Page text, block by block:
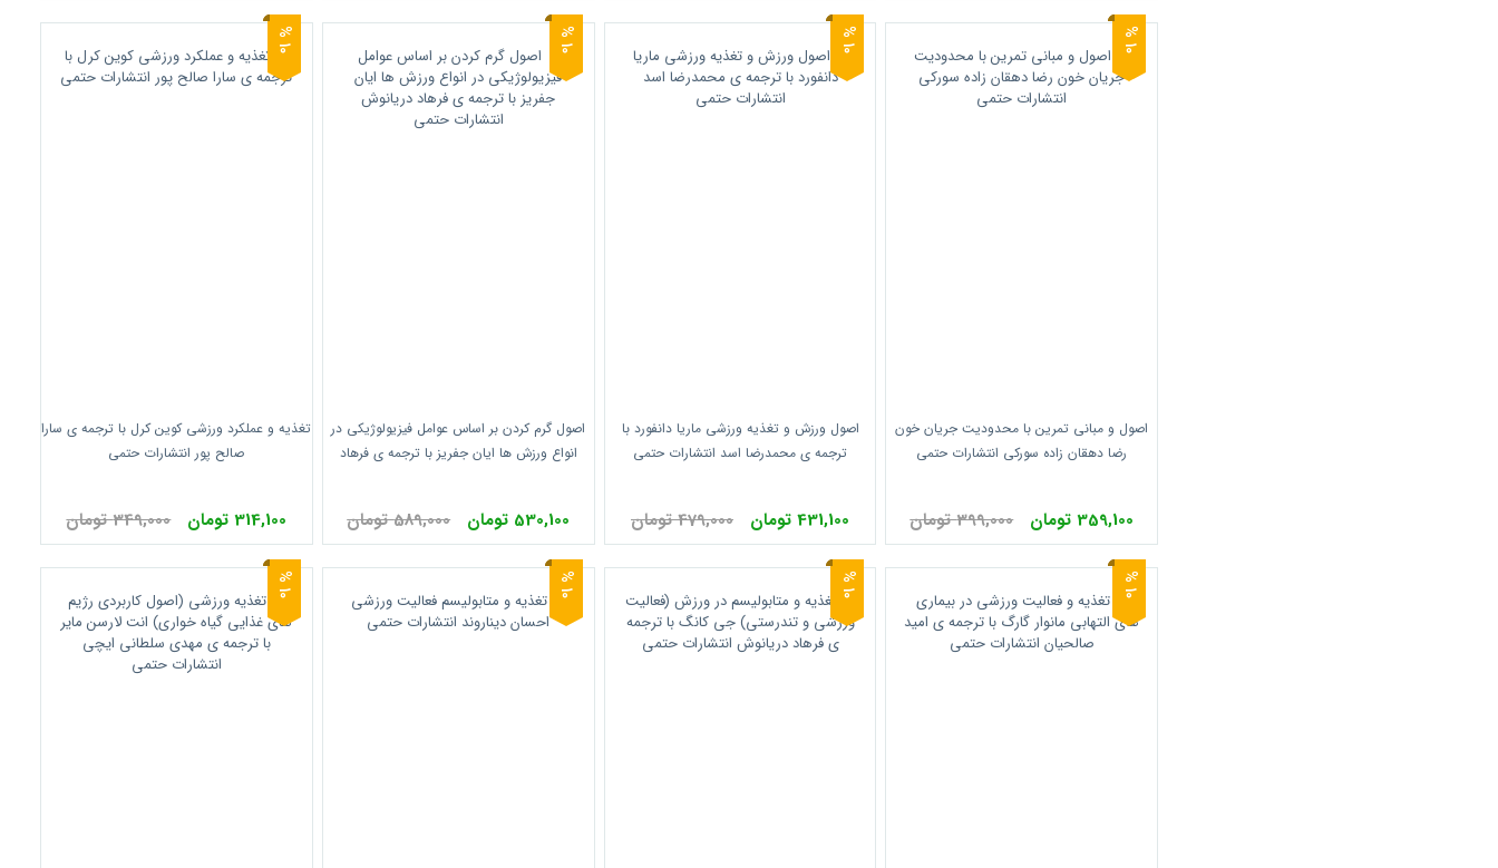
اصول و مبانی تمرین با محدودیت جریان خون
رضا دهقان زاده سورکی انتشارات حتمی
359,100 تومان 399,000 تومان
1
0
%
اصول ورزش و تغذیه ورزشی ماریا دانفورد با
ترجمه ی محمدرضا اسد انتشارات حتمی
431,100 تومان 479,000 تومان
1
0
%
اصول گرم کردن بر اساس عوامل فیزیولوژیکی در
انواع ورزش ها ایان جفریز با ترجمه ی فرهاد
530,100 تومان 589,000 تومان
1
0
%
تغذیه و عملکرد ورزشی کوین کرل با ترجمه ی سارا
صالح پور انتشارات حتمی
314,100 تومان 349,000 تومان
1
0
%
1
0
%
1
0
%
1
0
%
1
0
%